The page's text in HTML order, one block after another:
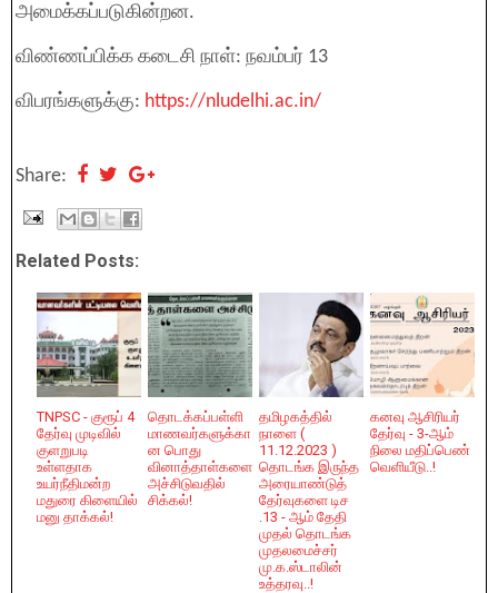
அமைக்கப்படுகின்றன.
விண்ணப்பிக்க கடைசி நாள்: நவம்பர் 13
விபரங்களுக்கு: https://nludelhi.ac.in/
Share:
Related Posts:
TNPSC - குரூப் 4
தேர்வு முடிவில்
குளறுபடி
உள்ளதாக
உயர்நீதிமன்ற
மதுரை கிளையில்
மனு தாக்கல்!
தொடக்கப்பள்ளி
மாணவர்களுக்கா
ன பொது
வினாத்தாள்களை
அச்சிடுவதில்
சிக்கல்!
தமிழகத்தில்
நாளை (
11.12.2023 )
தொடங்க இருந்த
அரையாண்டுத்
தேர்வுகளை டிச
.13 - ஆம் தேதி
முதல் தொடங்க
முதலமைச்சர்
மு.க.ஸ்டாலின்
உத்தரவு..!
கனவு ஆசிரியர்
தேர்வு - 3-ஆம்
நிலை மதிப்பெண்
வெளியீடு..!